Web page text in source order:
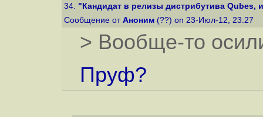
34. "Кандидат в релизы дистрибутива Qubes,
Сообщение от Аноним (??) on 23-Июл-12, 23:27
> Вообще-то
Пруф?